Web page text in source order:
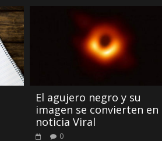
El agujero negro y su
imagen se convierten en
noticia Viral
0